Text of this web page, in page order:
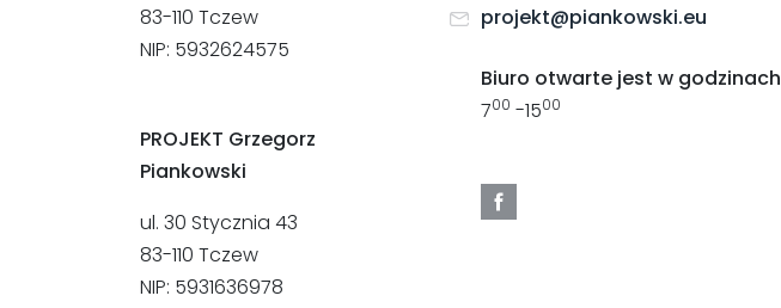
83-110 Tczew
NIP: 5932624575
PROJEKT Grzegorz
Piankowski
ul. 30 Stycznia 43
83-110 Tczew
NIP: 5931636978
projekt@piankowski.eu
Biuro otwarte jest w godzinach
700 -1500